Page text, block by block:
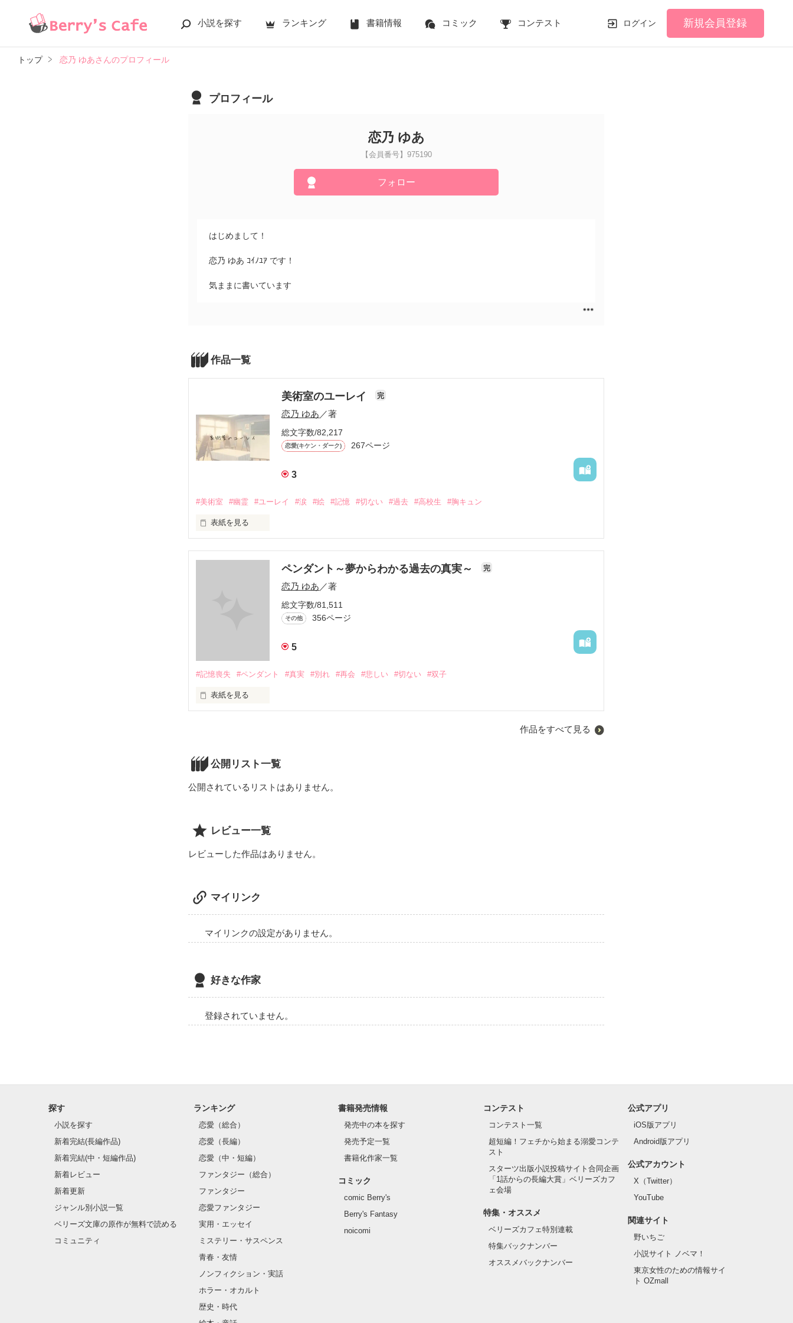
小説を探す ランキング 書籍情報 コミック コンテスト ログイン 新規会員登録
トップ 恋乃 ゆあさんのプロフィール
プロフィール
恋乃 ゆあ
【会員番号】975190
フォロー
はじめまして！
恋乃 ゆあ ｺｲﾉﾕｱ です！
気ままに書いています
作品一覧
美術室のユーレイ 完
恋乃 ゆあ／著
総文字数/82,217
恋愛(キケン・ダーク) 267ページ
3
#美術室 #幽霊 #ユーレイ #涙 #絵 #記憶 #切ない #過去 #高校生 #胸キュン
表紙を見る
「俺、自殺したユーレイなんだ」
「俺が舞空を守ればいいだけなんだけどね」
「だからあんまりそういうかわいい顔しないほうがいいよ。わかった？｣
「そんなこと言われると我慢できなくなるわけ、わかる？」
私は生きていて彼は死んでいる。
「お前に俺のことを知る権利なんてないんだよ」
此岸と彼岸の間に立ちふさがる壁は大きかった。
ペンダント～夢からわかる過去の真実～ 完
恋乃 ゆあ ／著
総文字数/81,511
その他 356ページ
5
#記憶喪失 #ペンダント #真実 #別れ #再会 #悲しい #切ない #双子
表紙を見る
そこからがはじまりだった。
知らなかった'過去'が
物心ついたときから一時も離さず持っていたペンダント。
このペンダントによって未来の扉が開く___。
作品を読む
作品をすべて見る
公開リスト一覧
公開されているリストはありません。
レビュー一覧
レビューした作品はありません。
マイリンク
マイリンクの設定がありません。
好きな作家
登録されていません。
探す
小説を探す
新着完結(長編作品)
新着完結(中・短編作品)
新着レビュー
新着更新
ジャンル別小説一覧
ベリーズ文庫の原作が無料で読める
コミュニティ
ランキング
恋愛（総合）
恋愛（長編）
恋愛（中・短編）
ファンタジー（総合）
ファンタジー
恋愛ファンタジー
実用・エッセイ
ミステリー・サスペンス
青春・友情
ノンフィクション・実話
ホラー・オカルト
歴史・時代
書籍発売情報
発売中の本を探す
発売予定一覧
書籍化作家一覧
コミック
comic Berry's
Berry's Fantasy
noicomi
コンテスト
コンテスト一覧
超短編！フェチから始まる溺愛コンテ
スト
スターツ出版小説投稿サイト合同企画
「1話からの長編大賞」ベリーズカフ
ェ会場
特集・オススメ
ベリーズカフェ特別連載
特集バックナンバー
オススメバックナンバー
公式アプリ
iOS版アプリ
Android版アプリ
公式アカウント
X（Twitter）
YouTube
関連サイト
野いちご
小説サイト ノベマ！
東京女性のための情報サイ
ト OZmall